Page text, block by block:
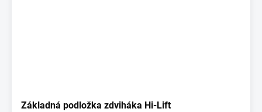
Základná podložka zdviháka Hi-Lift